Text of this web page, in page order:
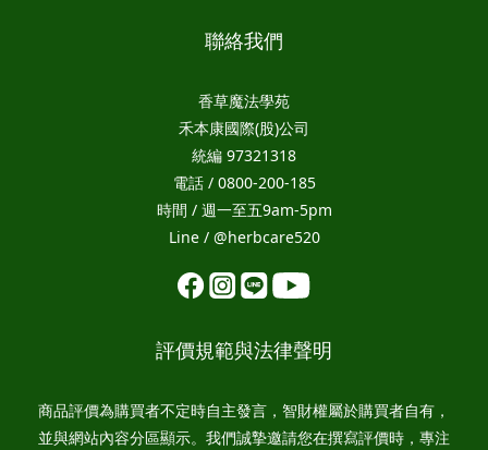
聯絡我們
香草魔法學苑
禾本康國際(股)公司
統編 97321318
電話 / 0800-200-185
時間 / 週一至五9am-5pm
Line / @herbcare520
評價規範與法律聲明
商品評價為購買者不定時自主發言，智財權屬於購買者自有，
並與網站內容分區顯示。我們誠摯邀請您在撰寫評價時，專注